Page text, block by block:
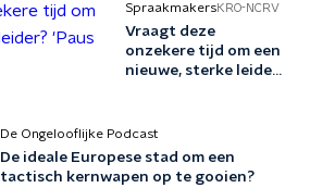
SpraakmakersKRO-NCRV
Vraagt deze
onzekere tijd om een
nieuwe, sterke leider?
De Ongelooflijke Podcast
De ideale Europese stad om een
tactisch kernwapen op te gooien?